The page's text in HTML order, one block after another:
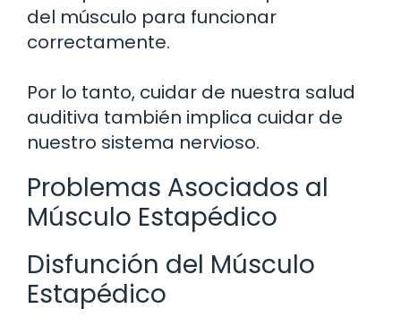
del músculo para funcionar
correctamente.
Por lo tanto, cuidar de nuestra salud
auditiva también implica cuidar de
nuestro sistema nervioso.
Problemas Asociados al
Músculo Estapédico
Disfunción del Músculo
Estapédico